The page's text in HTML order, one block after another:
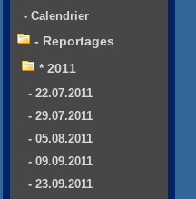
- Calendrier
- Reportages
* 2011
- 22.07.2011
- 29.07.2011
- 05.08.2011
- 09.09.2011
- 23.09.2011